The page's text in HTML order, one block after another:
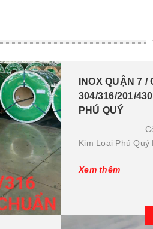
INOX QUẬN 7 /
304/316/201/
PHÚ QUÝ
Công Ty
Kim Loại Phú Quý
Xem thêm